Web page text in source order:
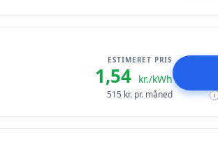
ESTIMERET PRIS
1,54 kr./kWh
515 kr. pr. måned i